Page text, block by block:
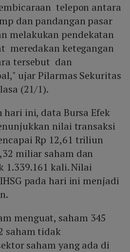
telepon antara
dan pandangan pasar
melakukan pendekatan
meredakan ketegangan
tersebut dan
ujar Pilarmas Sekuritas
(21/1).
hari ini, data Bursa Efek
nilai transaksi
Rp 12,61 triliun
miliar saham dan
1.339.161 kali. Nilai
pada hari ini menjadi
menguat, saham 345
saham tidak
saham yang ada di